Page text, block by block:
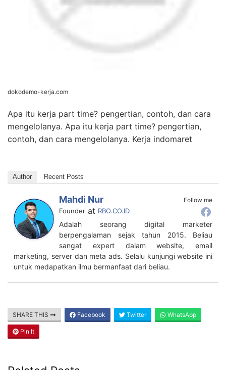
dokodemo-kerja.com
Apa itu kerja part time? pengertian, contoh, dan cara
mengelolanya. Apa itu kerja part time? pengertian,
contoh, dan cara mengelolanya. Kerja indomaret
Author Recent Posts
Follow me
Mahdi Nur
Founder at RBO.CO.ID
Adalah seorang digital marketer
berpengalaman sejak tahun 2015. Beliau
sangat expert dalam website, email
marketing, server dan meta ads. Selalu kunjungi website ini
untuk medapatkan ilmu bermanfaat dari beliau.
SHARE THIS Facebook Twitter WhatsApp
Pin It